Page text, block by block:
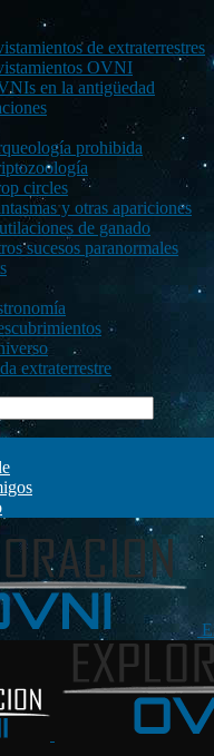
de extraterrestres
OVNI
en la antigüedad
prohibida
circles
y otras apariciones
de ganado
sucesos paranormales
extraterrestre